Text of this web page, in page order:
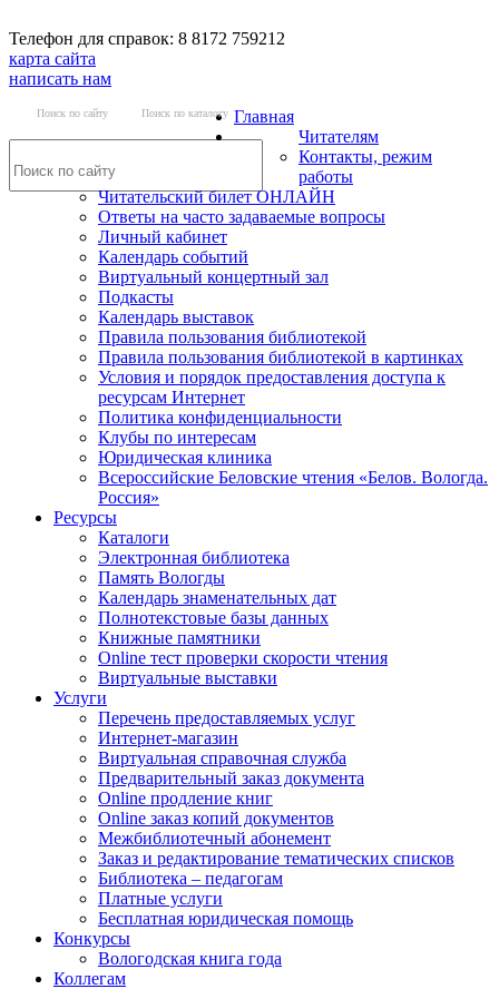
Телефон для справок: 8 8172 759212
карта сайта
написать нам
Поиск по сайту Поиск по каталогу Главная
Читателям
Контакты, режим
работы
Читательский билет ОНЛАЙН
Ответы на часто задаваемые вопросы
Личный кабинет
Календарь событий
Виртуальный концертный зал
Подкасты
Календарь выставок
Правила пользования библиотекой
Правила пользования библиотекой в картинках
Условия и порядок предоставления доступа к
ресурсам Интернет
Политика конфиденциальности
Клубы по интересам
Юридическая клиника
Всероссийские Беловские чтения «Белов. Вологда.
Россия»
Ресурсы
Каталоги
Электронная библиотека
Память Вологды
Календарь знаменательных дат
Полнотекстовые базы данных
Книжные памятники
Online тест проверки скорости чтения
Виртуальные выставки
Услуги
Перечень предоставляемых услуг
Интернет-магазин
Виртуальная справочная служба
Предварительный заказ документа
Online продление книг
Online заказ копий документов
Межбиблиотечный абонемент
Заказ и редактирование тематических списков
Библиотека – педагогам
Платные услуги
Бесплатная юридическая помощь
Конкурсы
Вологодская книга года
Коллегам